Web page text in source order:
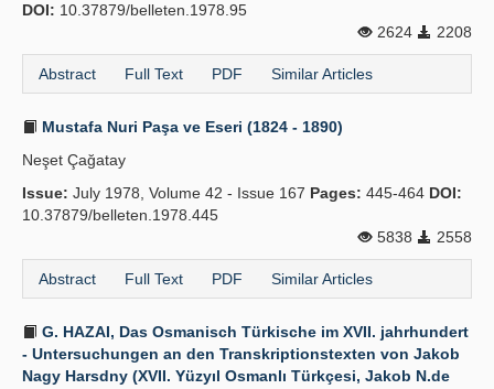
DOI: 10.37879/belleten.1978.95
2624
2208
Abstract Full Text PDF Similar Articles
Mustafa Nuri Paşa ve Eseri (1824 - 1890)
Neşet Çağatay
Issue: July 1978, Volume 42 - Issue 167 Pages: 445-464 DOI:
10.37879/belleten.1978.445
5838
2558
Abstract Full Text PDF Similar Articles
G. HAZAI, Das Osmanisch Türkische im XVII. jahrhundert
- Untersuchungen an den Transkriptionstexten von Jakob
Nagy Harsdny (XVII. Yüzyıl Osmanlı Türkçesi, Jakob N.de